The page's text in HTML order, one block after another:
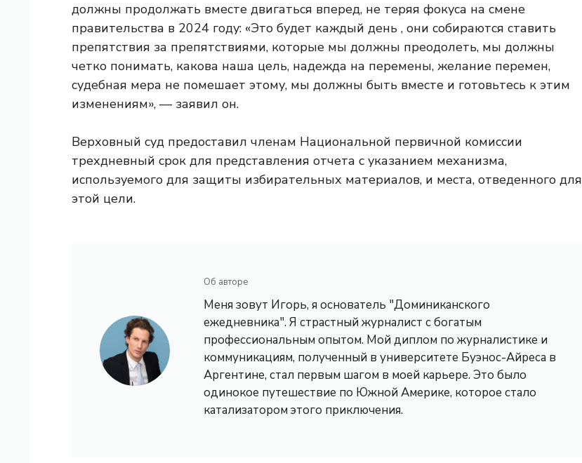
должны продолжать вместе двигаться вперед, не теряя фокуса на смене
правительства в 2024 году: «Это будет каждый день , они собираются ставить
препятствия за препятствиями, которые мы должны преодолеть, мы должны
четко понимать, какова наша цель, надежда на перемены, желание перемен,
судебная мера не помешает этому, мы должны быть вместе и готовьтесь к этим
изменениям», — заявил он.
Верховный суд предоставил членам Национальной первичной комиссии
трехдневный срок для представления отчета с указанием механизма,
используемого для защиты избирательных материалов, и места, отведенного для
этой цели.
Об авторе
Меня зовут Игорь, я основатель "Доминиканского
ежедневника". Я страстный журналист с богатым
профессиональным опытом. Мой диплом по журналистике и
коммуникациям, полученный в университете Буэнос-Айреса в
Аргентине, стал первым шагом в моей карьере. Это было
одинокое путешествие по Южной Америке, которое стало
катализатором этого приключения.